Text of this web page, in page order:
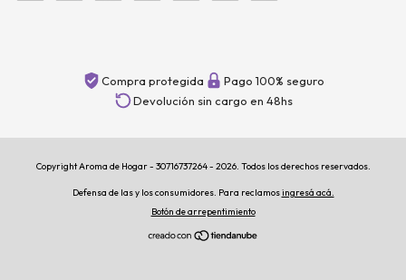
Compra protegida
Pago 100% seguro
Devolución sin cargo en 48hs
Copyright Aroma de Hogar - 30716737264 - 2026. Todos los derechos reservados.
Defensa de las y los consumidores. Para reclamosingresá acá.
Botón de arrepentimiento